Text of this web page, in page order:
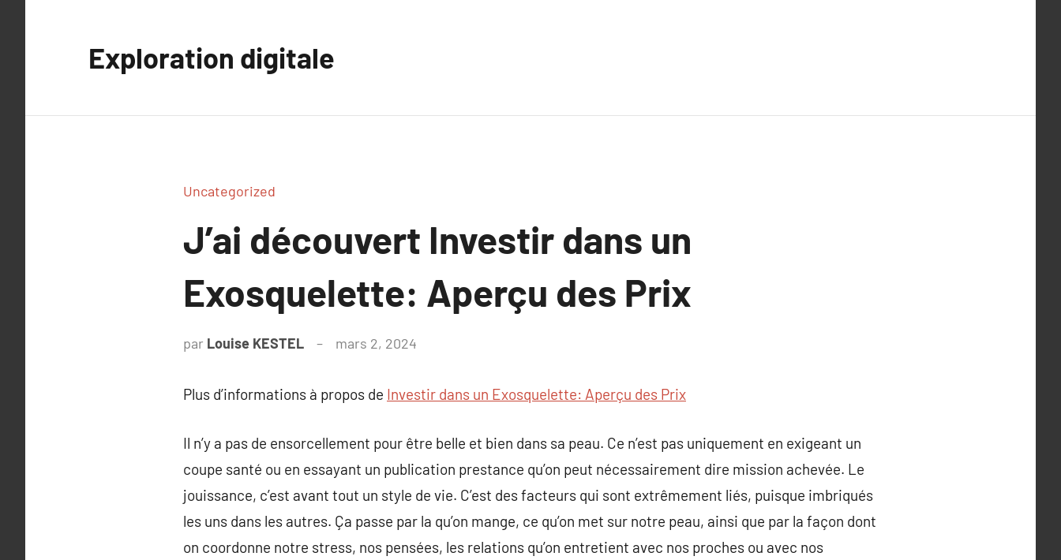
Exploration digitale
Uncategorized
J’ai découvert Investir dans un
Exosquelette: Aperçu des Prix
par Louise KESTEL mars 2, 2024
Plus d’informations à propos de Investir dans un Exosquelette: Aperçu des Prix
Il n’y a pas de ensorcellement pour être belle et bien dans sa peau. Ce n’est pas uniquement en exigeant un
coupe santé ou en essayant un publication prestance qu’on peut nécessairement dire mission achevée. Le
jouissance, c’est avant tout un style de vie. C’est des facteurs qui sont extrêmement liés, puisque imbriqués
les uns dans les autres. Ça passe par la qu’on mange, ce qu’on met sur notre peau, ainsi que par la façon dont
on coordonne notre stress, nos pensées, les relations qu’on entretient avec nos proches ou avec nos